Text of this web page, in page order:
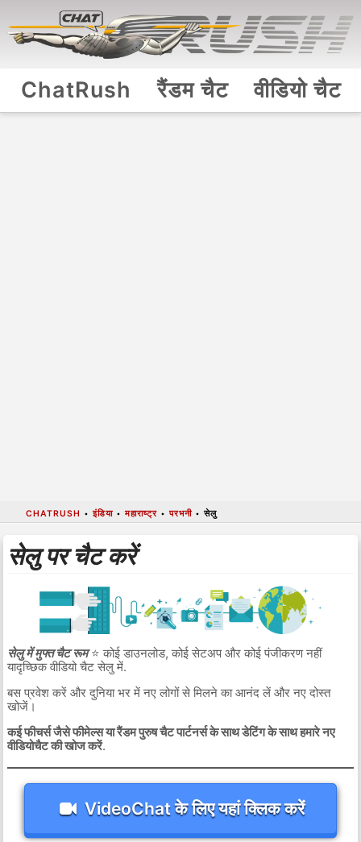
ChatRush रैंडम चैट वीडियो चैट
CHATRUSH •इंडिया•महाराष्ट्र•परभनी•सेलु
सेलु पर चैट करें
सेलु में मुफ्त चैट रूम⭐ कोई डाउनलोड, कोई सेटअप और कोई पंजीकरण नहीं
यादृच्छिक वीडियो चैट सेलु में.
बस प्रवेश करें और दुनिया भर में नए लोगों से मिलने का आनंद लें और नए दोस्त
खोजें।
कई फीचर्स जैसे फीमेल्स या रैंडम पुरुष चैट पार्टनर्स के साथ डेटिंग के साथ हमारे नए
वीडियोचैट की खोज करें.
VideoChat के लिए यहां क्लिक करें